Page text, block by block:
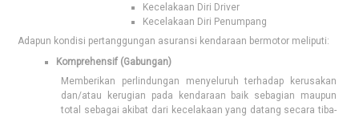
Kecelakaan Diri Driver
Kecelakaan Diri Penumpang
Adapun kondisi pertanggungan asuransi kendaraan bermotor meliputi:
Komprehensif (Gabungan)
Memberikan perlindungan menyeluruh terhadap kerusakan
dan/atau kerugian pada kendaraan baik sebagian maupun
total sebagai akibat dari kecelakaan yang datang secara tiba-